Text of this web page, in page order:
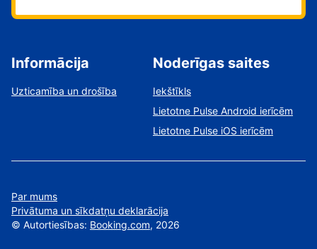
Informācija
Uzticamība un drošība
Noderīgas saites
Iekštīkls
Lietotne Pulse Android ierīcēm
Lietotne Pulse iOS ierīcēm
Par mums
Privātuma un sīkdatņu deklarācija
© Autortiesības: Booking.com, 2026